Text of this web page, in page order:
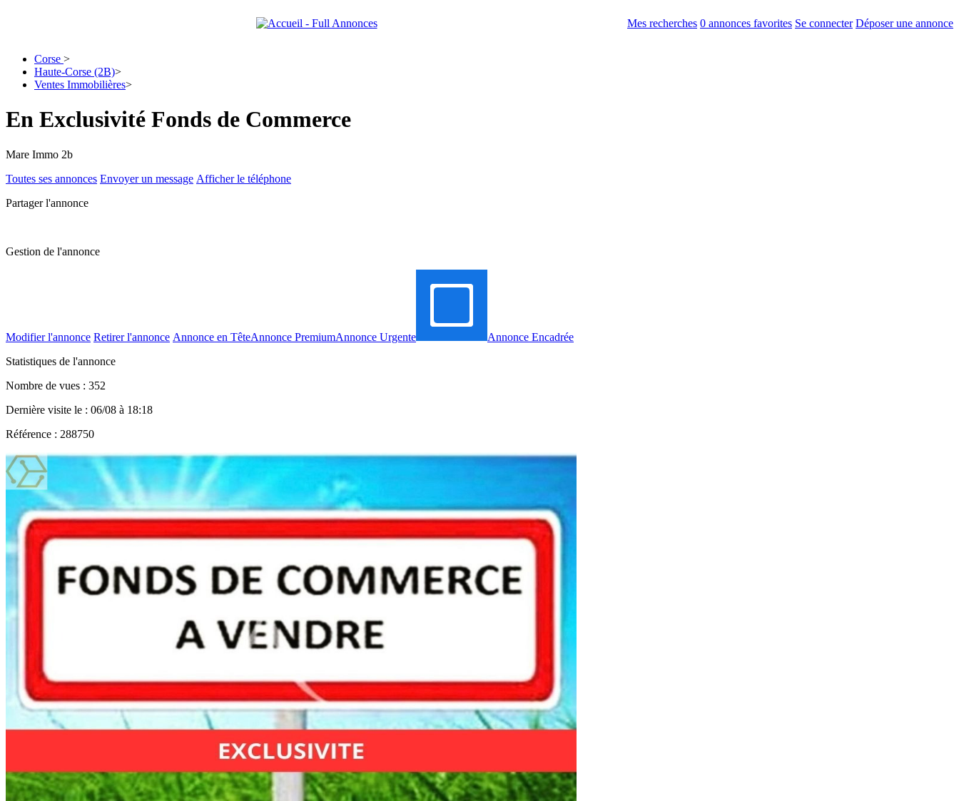
Mes recherches 0 annonces favorites Se connecter Déposer une annonce
Corse >
Haute-Corse (2B)>
Ventes Immobilières>
En Exclusivité Fonds de Commerce
Mare Immo 2b
Toutes ses annonces Envoyer un message Afficher le téléphone
Partager l'annonce
Gestion de l'annonce
Modifier l'annonce Retirer l'annonce Annonce en TêteAnnonce PremiumAnnonce Urgente
Annonce Encadrée
Statistiques de l'annonce
Nombre de vues : 352
Dernière visite le : 06/08 à 18:18
Référence : 288750